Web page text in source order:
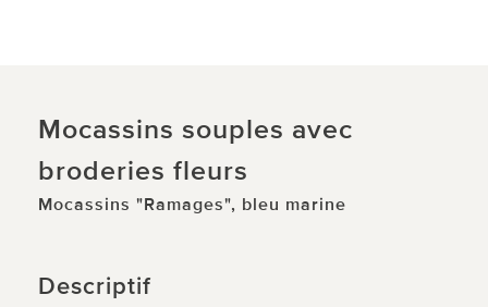
Mocassins souples avec
broderies fleurs
Mocassins "Ramages", bleu marine
Descriptif